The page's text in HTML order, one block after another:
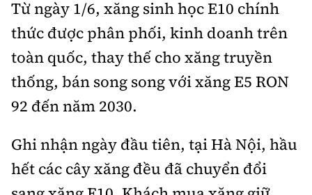
Quản lý đô thị
Đường sắt
Đăng kiểm
Đường sắt tốc độ cao
Đường thủy
Hàng hải
Đường sắt đô thị
Chứng khoán
Bảo hiểm
Doanh nghiệp
An ninh hình sự
Điều tra
Pháp đình
Giao thông 24h
ATGT địa phương
Văn hóa giao thông
Lái xe an toàn
Chung tay vì ATGT
Chất lượng sống
Giáo dục
Y tế
Đời sống
Lao động - Công đoàn
Văn hóa - Giải Trí
Văn hóa
Showbiz
Bóng đá
Bình luận
Công nghệ
Từ ngày 1/6, xăng sinh học E10 chính
thức được phân phối, kinh doanh trên
toàn quốc, thay thế cho xăng truyền
thống, bán song song với xăng E5 RON
92 đến năm 2030.
Ghi nhận ngày đầu tiên, tại Hà Nội, hầu
hết các cây xăng đều đã chuyển đổi